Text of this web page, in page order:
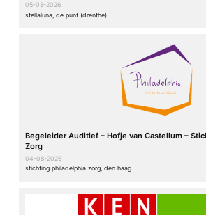
05-08-2026
stellaluna, de punt (drenthe)
Begeleider Auditief – Hofje van Castellum –
Zorg
04-08-2026
stichting philadelphia zorg, den haag